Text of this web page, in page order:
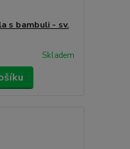
s bambuli - sv.
Skladem